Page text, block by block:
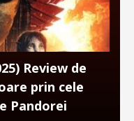
Review de
prin cele
Pandorei